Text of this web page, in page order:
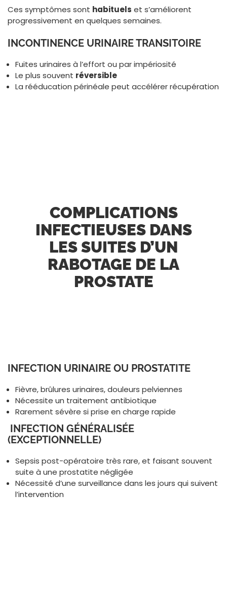
Ces symptômes sont habituels et s’améliorent
progressivement en quelques semaines.
INCONTINENCE URINAIRE TRANSITOIRE
Fuites urinaires à l’effort ou par impériosité
Le plus souvent réversible
La rééducation périnéale peut accélérer récupération
COMPLICATIONS
INFECTIEUSES DANS
LES SUITES D’UN
RABOTAGE DE LA
PROSTATE
INFECTION URINAIRE OU PROSTATITE
Fièvre, brûlures urinaires, douleurs pelviennes
Nécessite un traitement antibiotique
Rarement sévère si prise en charge rapide
INFECTION GÉNÉRALISÉE
(EXCEPTIONNELLE)
Sepsis post-opératoire très rare, et faisant souvent
suite à une prostatite négligée
Nécessité d’une surveillance dans les jours qui suivent
l’intervention